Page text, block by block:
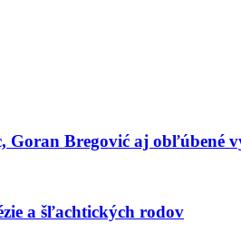
Bregović aj obľúbené
a šľachtických rodov